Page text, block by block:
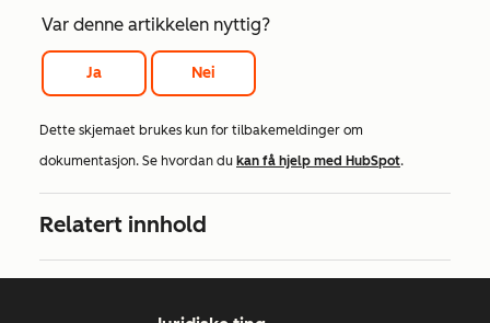
Var denne artikkelen nyttig?
Ja Nei
Dette skjemaet brukes kun for tilbakemeldinger om
dokumentasjon. Se hvordan du kan få hjelp med HubSpot.
Relatert innhold